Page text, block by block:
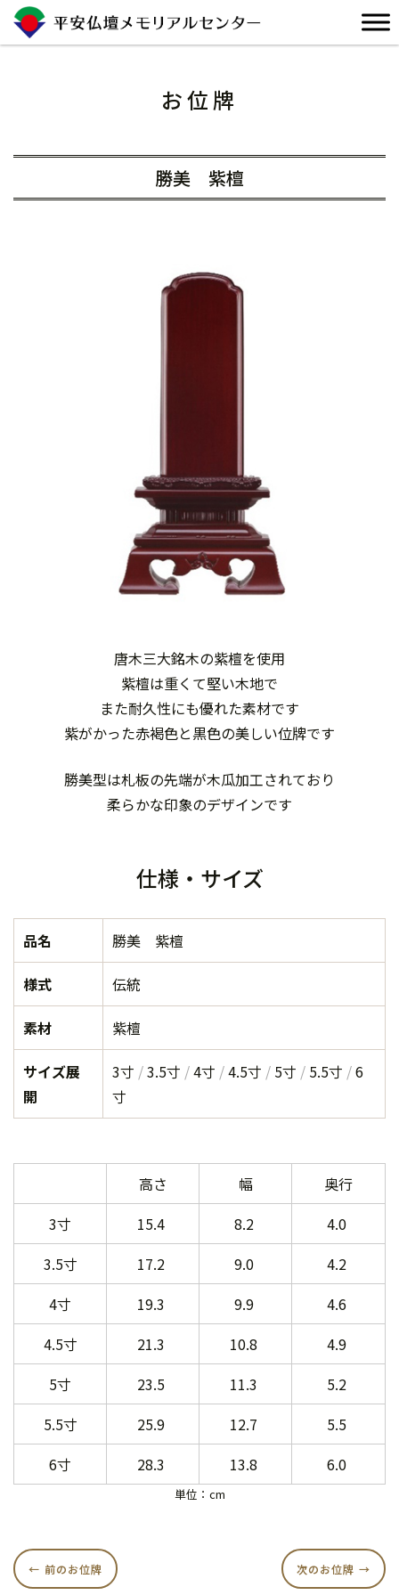
Skip
お位牌
勝美 紫檀
唐木三大銘木の紫檀を使用
紫檀は重くて堅い木地で
また耐久性にも優れた素材です
紫がかった赤褐色と黒色の美しい位牌です
勝美型は札板の先端が木瓜加工されており
柔らかな印象のデザインです
仕様・サイズ
品名 勝美 紫檀
様式 伝統
素材 紫檀
サイズ展
開
3寸 3.5寸 4寸 4.5寸 5寸 5.5寸
6
寸
高さ 幅
奥行
3寸
15.4 8.2
4.0
3.5寸
17.2 9.0
4.2
4寸
19.3 9.9
4.6
4.5寸
21.3 10.8
4.9
5寸
23.5 11.3
5.2
5.5寸
25.9 12.7
5.5
6寸
28.3 13.8 6.0
単位：cm
前のお位牌 次のお位牌